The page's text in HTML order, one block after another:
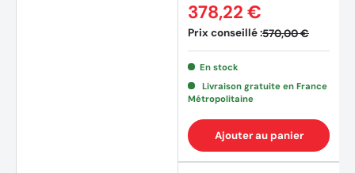
Prix conseillé :570,00 €
378,22 €
En stock
Livraison gratuite en France
Métropolitaine
Ajouter au panier